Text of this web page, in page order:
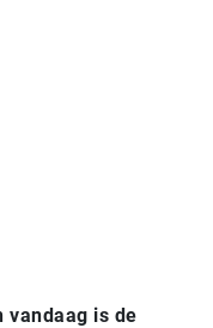
vandaag is de